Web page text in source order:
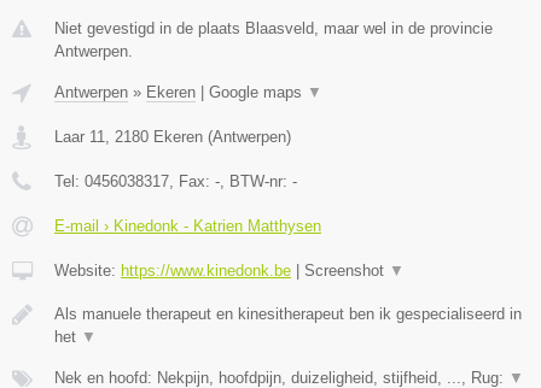
Niet gevestigd in de plaats Blaasveld, maar wel in de provincie
Antwerpen.
Antwerpen » Ekeren | Google maps ▼
Laar 11 2180 Ekeren (Antwerpen)
Tel: 0456038317 , Fax: - , BTW-nr: -
E-mail › Kinedonk - Katrien Matthysen
Website: https://www.kinedonk.be | Screenshot ▼
Als manuele therapeut en kinesitherapeut ben ik gespecialiseerd in
het ▼
Nek en hoofd: Nekpijn, hoofdpijn, duizeligheid, stijfheid, ..., Rug: ▼